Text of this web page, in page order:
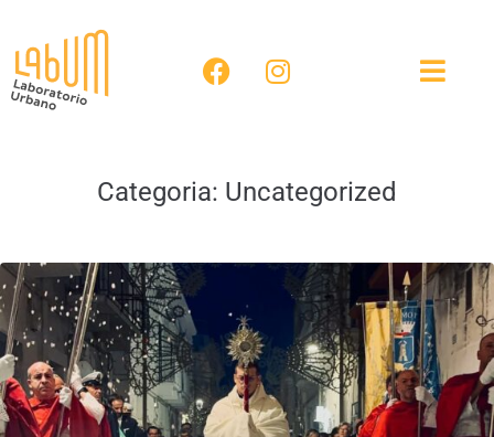
Categoria: Uncategorized